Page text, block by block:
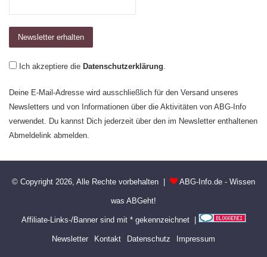
Ich akzeptiere die Datenschutzerklärung
Deine E-Mail-Adresse wird ausschließlich für den Versand unseres
Newsletters und von Informationen über die Aktivitäten von ABG-Info
verwendet. Du kannst Dich jederzeit über den im Newsletter enthaltenen
Abmeldelink abmelden.
© Copyright 2026, Alle Rechte vorbehalten | ABG-Info.de - Wissen
was ABGeht!
Affiliate-Links-/Banner sind mit * gekennzeichnet |
Newsletter Kontakt Datenschutz Impressum